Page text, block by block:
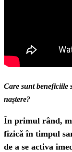
Care sunt beneficiile
naștere?
În primul rând,
fizică în timpul
de a se activa